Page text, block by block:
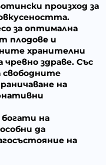
произход за
за оптимална
плодове и
хранителни
чревно здраве. Със
свободните
на
богати на
да
на